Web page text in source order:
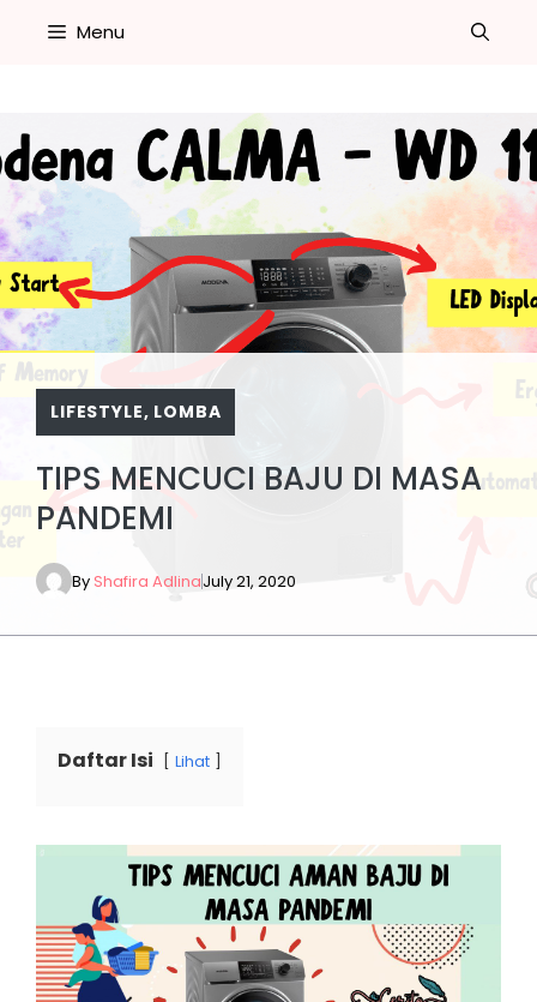
Menu
LIFESTYLE, LOMBA
TIPS MENCUCI BAJU DI MASA
PANDEMI
By Shafira AdlinaJuly 21, 2020
Daftar Isi Lihat